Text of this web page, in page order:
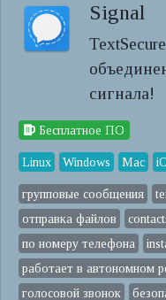
Signal
сигнала!
Бесплатное ПО
Linux Windows Mac
групповые сообщения
отправка файлов
по номеру телефона
работает в автономном
голосовой звонок